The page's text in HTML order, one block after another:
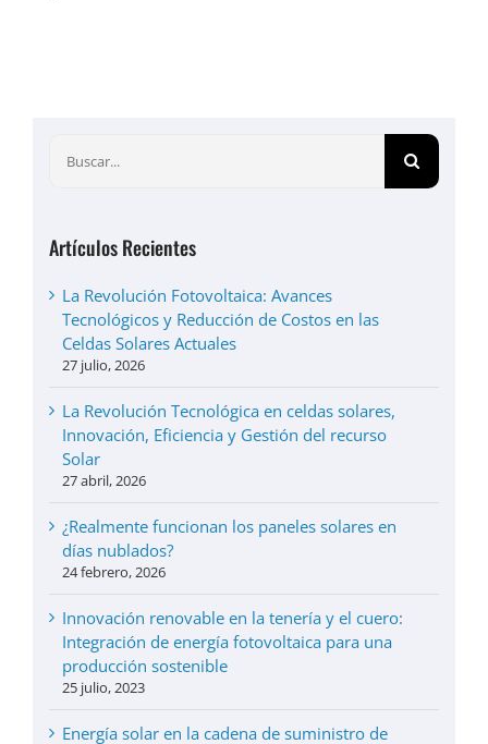
Artículos Recientes
La Revolución Fotovoltaica: Avances
Tecnológicos y Reducción de Costos en las
Celdas Solares Actuales
27 julio, 2026
La Revolución Tecnológica en celdas solares,
Innovación, Eficiencia y Gestión del recurso
Solar
27 abril, 2026
¿Realmente funcionan los paneles solares en
días nublados?
24 febrero, 2026
Innovación renovable en la tenería y el cuero:
Integración de energía fotovoltaica para una
producción sostenible
25 julio, 2023
Energía solar en la cadena de suministro de